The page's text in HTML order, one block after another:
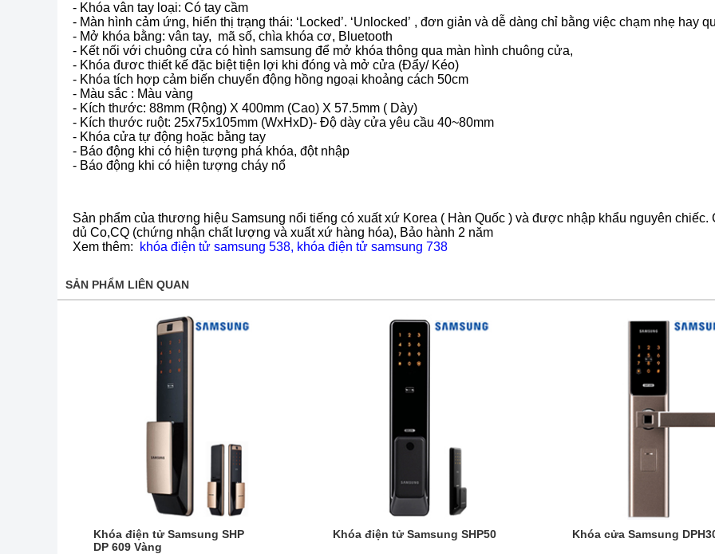
- Khóa vân tay loại: Có tay cầm
- Màn hình cảm ứng, hiển thị trạng thái: ‘Locked’. ‘Unlocked’ , đơn giản và dễ dàng chỉ bằng việc chạm nhẹ hay
- Mở khóa bằng: vân tay, mã số, chìa khóa cơ, Bluetooth
- Kết nối với chuông cửa có hình samsung để mở khóa thông qua màn hình chuông cửa,
- Khóa đươc thiết kế đặc biệt tiện lợi khi đóng và mở cửa (Đẩy/ Kéo)
- Khóa tích hợp cảm biến chuyển động hồng ngoại khoảng cách 50cm
- Màu sắc : Màu vàng
- Kích thước: 88mm (Rộng) X 400mm (Cao) X 57.5mm ( Dày)
- Kích thước ruột: 25x75x105mm (WxHxD)- Độ dày cửa yêu cầu 40~80mm
- Khóa cửa tự động hoặc bằng tay
- Báo động khi có hiện tượng phá khóa, đột nhập
- Báo động khi có hiện tượng cháy nổ
Sản phẩm của thương hiệu Samsung nổi tiếng có xuất xứ Korea ( Hàn Quốc ) và được nhập khẩu nguyên chiếc.
dủ Co,CQ (chứng nhận chất lượng và xuất xứ hàng hóa), Bảo hành 2 năm
Xem thêm:
khóa điện tử samsung 538, khóa điện tử samsung 738
SẢN PHẨM LIÊN QUAN
Khóa điện tử Samsung SHP
DP 609 Vàng
Khóa điện tử Samsung SHP50 Khóa cửa Samsung